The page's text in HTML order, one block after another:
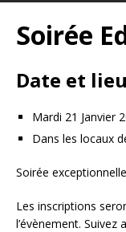
Soirée
Date et lieu
Mardi 21 Janvier
Dans les locaux
Soirée
Les inscriptions
l’évènement.